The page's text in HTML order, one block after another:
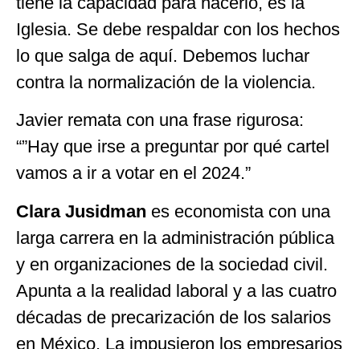
Iglesia. Se debe respaldar con los hechos
lo que salga de aquí. Debemos luchar
contra la normalización de la violencia.
Javier remata con una frase rigurosa:
“”Hay que irse a preguntar por qué cartel
vamos a ir a votar en el 2024.”
Clara Jusidman es economista con una
larga carrera en la administración pública
y en organizaciones de la sociedad civil.
Apunta a la realidad laboral y a las cuatro
décadas de precarización de los salarios
en México. La impusieron los empresarios